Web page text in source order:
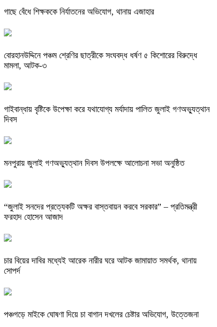
গাছে বেঁধে শিক্ষককে নির্যাতনের অভিযোগ, থানায় এজাহার
বোরহানউদ্দিনে পঞ্চম শ্রেণির ছাত্রীকে সংঘবদ্ধ ধর্ষণ ৫ কিশোরের বিরুদ্ধে
মামলা, আটক-৩
গাইবান্ধায় বৃষ্টিকে উপেক্ষা করে যথাযোগ্য মর্যাদায় পালিত জুলাই গণঅভ্যুত্থান
দিবস
মনপুরায় জুলাই গণঅভ্যুত্থান দিবস উপলক্ষে আলোচনা সভা অনুষ্ঠিত
“জুলাই সনদের প্রত্যেকটি অক্ষর বাস্তবায়ন করবে সরকার” – প্রতিমন্ত্রী
ফরহাদ হোসেন আজাদ
চার বিয়ের দাবির মধ্যেই আরেক নারীর ঘরে আটক জামায়াত সমর্থক, থানায়
সোপর্দ
পঞ্চগড়ে মাইকে ঘোষণা দিয়ে চা বাগান দখলের চেষ্টার অভিযোগ, উত্তেজনা